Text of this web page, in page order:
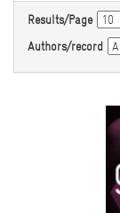
Results/Page
Authors/record